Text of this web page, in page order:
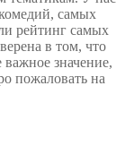
самых
рейтинг самых
в том, что
значение,
пожаловать на